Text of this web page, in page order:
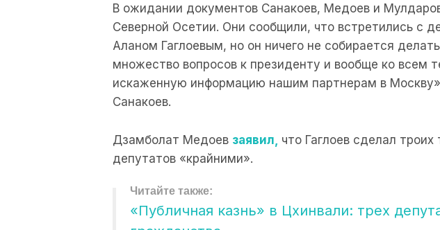
В ожидании документов Санакоев, Медоев и
Северной Осетии. Они сообщили, что встретились с
Аланом Гаглоевым, но он ничего не собирается
множество вопросов к президенту и вообще ко всем
искаженную информацию нашим партнерам в
Санакоев.
Дзамболат Медоев заявил, что Гаглоев сделал
депутатов «крайними».
«Публичная казнь» в Цхинвали: трех